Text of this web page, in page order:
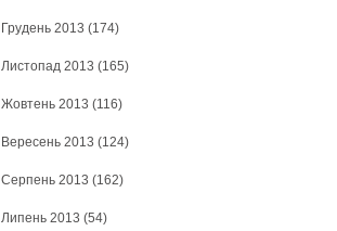
Грудень 2013 (174)
Листопад 2013 (165)
Жовтень 2013 (116)
Вересень 2013 (124)
Серпень 2013 (162)
Липень 2013 (54)